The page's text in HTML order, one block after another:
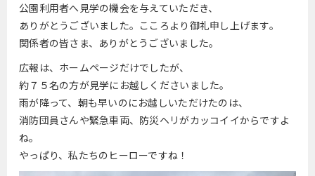
公園利用者へ見学の機会を与えていただき、
ありがとうございました。こころより御礼申し上げます。
関係者の皆さま、ありがとうございました。
広報は、ホームページだけでしたが、
約７５名の方が見学にお越しくださいました。
雨が降って、朝も早いのにお越しいただけたのは、
消防団員さんや緊急車両、防災ヘリがカッコイイからですよ
ね。
やっぱり、私たちのヒーローですね！